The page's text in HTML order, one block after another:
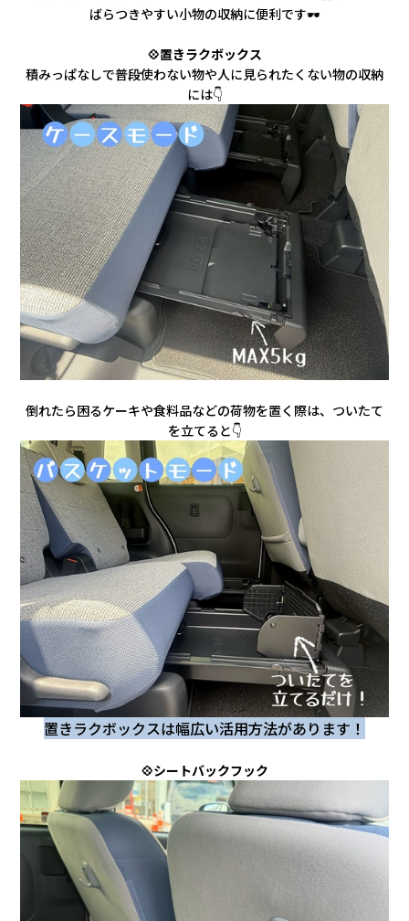
ばらつきやすい小物の収納に便利です🕶️
💠置きラクボックス
積みっぱなしで普段使わない物や人に見られたくない物の収納
には👇
倒れたら困るケーキや食料品などの荷物を置く際は、ついたて
を立てると👇
置きラクボックスは幅広い活用方法があります！
💠シートバックフック